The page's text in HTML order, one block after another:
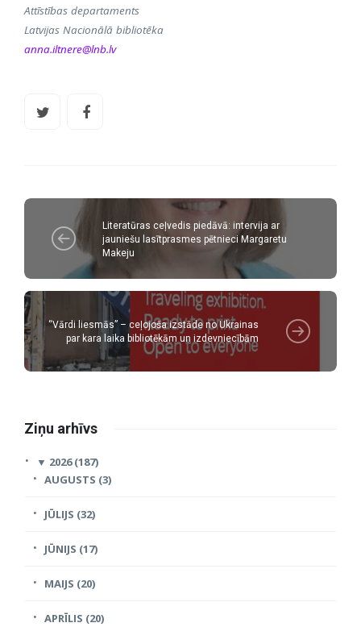
Attīstības departaments
Latvijas Nacionālā bibliotēka
anna.iltnere@lnb.lv
Literatūras ceļvedis piedāvā: intervija ar
jauniešu lasītprasmes pētnieci Margaretu
Makeju
“Vārdi liesmās” – ceļojoša izstāde no Ukrainas
par kara laika bibliotēkām un izdevniecībām
Ziņu arhīvs
▼ 2026 (187)
AUGUSTS (3)
JŪLIJS (32)
JŪNIJS (17)
MAIJS (20)
APRĪLIS (20)